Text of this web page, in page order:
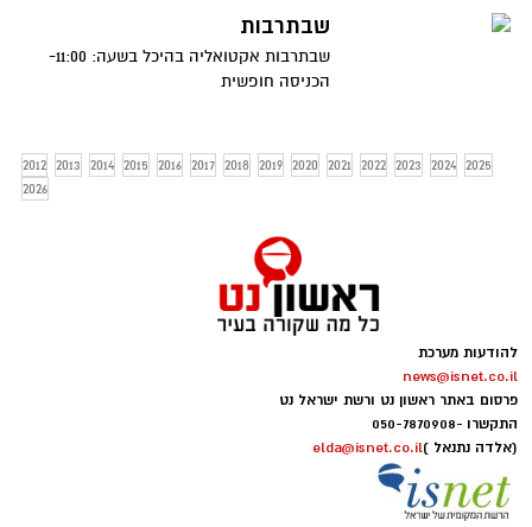
שבתרבות
שבתרבות אקטואליה בהיכל בשעה: 11:00-
הכניסה חופשית
2012 2013 2014 2015 2016 2017 2018 2019 2020 2021 2022 2023 2024 2025
2026
להודעות מערכת
news@isnet.co.il
פרסום באתר ראשון נט ורשת ישראל נט
התקשרו -050-7870908
(אלדה נתנאל )elda@isnet.co.il